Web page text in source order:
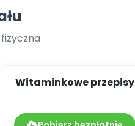
Witaminkowe przepisy